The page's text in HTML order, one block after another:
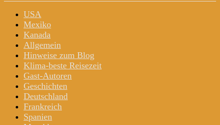
USA
Mexiko
Kanada
Allgemein
Hinweise zum Blog
Klima-beste Reisezeit
Gast-Autoren
Geschichten
Deutschland
Frankreich
Spanien